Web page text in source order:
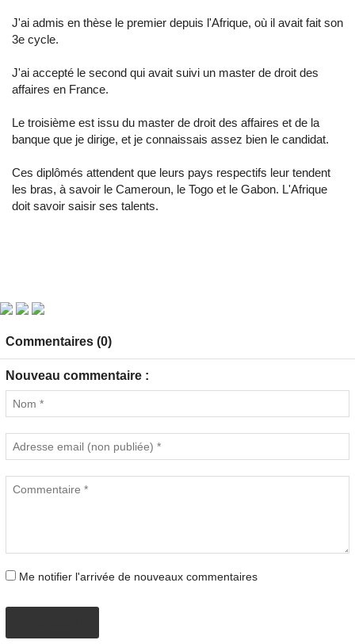
J'ai admis en thèse le premier depuis l'Afrique, où il avait fait son
3e cycle.
J'ai accepté le second qui avait suivi un master de droit des
affaires en France.
Le troisième est issu du master de droit des affaires et de la
banque que je dirige, et je connaissais assez bien le candidat.
Ces diplômés attendent que leurs pays respectifs leur tendent
les bras, à savoir le Cameroun, le Togo et le Gabon. L'Afrique
doit savoir saisir ses talents.
Commentaires (0)
Nouveau commentaire :
Me notifier l'arrivée de nouveaux commentaires